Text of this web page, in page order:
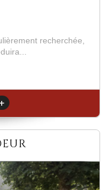
en plein coeur de
dé...
+